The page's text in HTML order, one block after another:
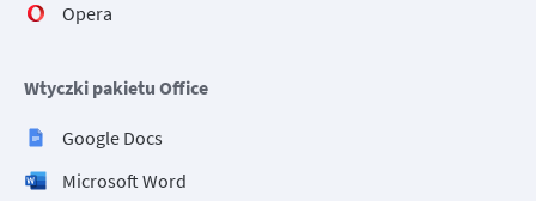
Opera
Wtyczki pakietu Office
Google Docs
Microsoft Word